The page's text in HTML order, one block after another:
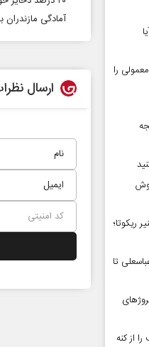
آمادگی
ارسال
را
ریکوتا؛
تا
از کنه